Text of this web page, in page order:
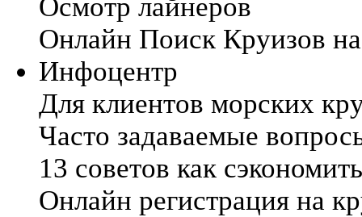
Осмотр лайнеров
Онлайн Поиск Круизов
Инфоцентр
Для клиентов морских
Часто задаваемые
13 советов как
Онлайн регистрация на